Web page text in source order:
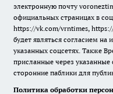
электронную почту
официальных страницах в
https://vk.com/vrntimes,
будет являться согласием на
указанных соцсетях. Также
присланные через
сторонние паблики для
Политика обработки